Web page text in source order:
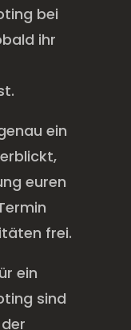
bei
ihr
ein
euren
frei.
ein
sind